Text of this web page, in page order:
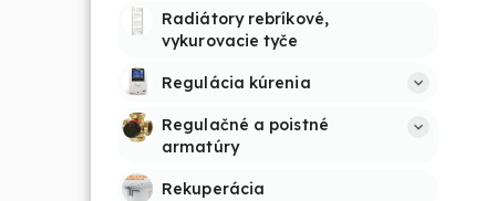
Radiátory rebríkové,
vykurovacie tyče
Regulácia kúrenia
Regulačné a poistné
armatúry
Rekuperácia